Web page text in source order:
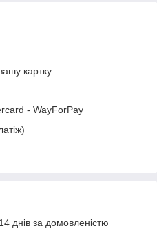
картку
- WayForPay
днів за домовленістю